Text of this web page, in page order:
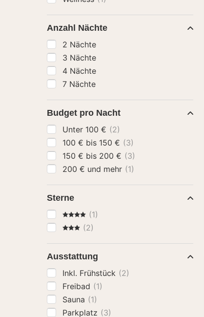
Anzahl Nächte
2 Nächte
3 Nächte
4 Nächte
7 Nächte
Budget pro Nacht
Unter 100 € (2)
100 € bis 150 € (3)
150 € bis 200 € (3)
200 € und mehr (1)
Sterne
4 Sterne(1)
3 Sterne
(2)
Ausstattung
Inkl. Frühstück (2)
Freibad (1)
Sauna (1)
Parkplatz (3)